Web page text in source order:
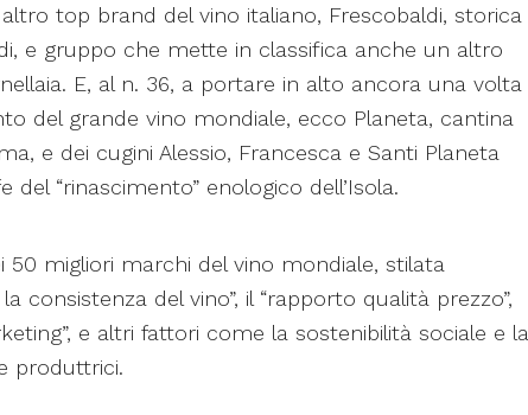
top brand del vino italiano, Frescobaldi, storica
e gruppo che mette in classifica anche un altro
E, al n. 36, a portare in alto ancora una volta
del grande vino mondiale, ecco Planeta, cantina
e dei cugini Alessio, Francesca e Santi Planeta
“rinascimento” enologico dell’Isola.
50 migliori marchi del vino mondiale, stilata
consistenza del vino”, il “rapporto qualità prezzo”,
e altri fattori come la sostenibilità sociale e la
produttrici.